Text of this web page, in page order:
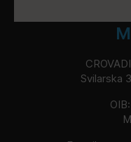
Svilarska